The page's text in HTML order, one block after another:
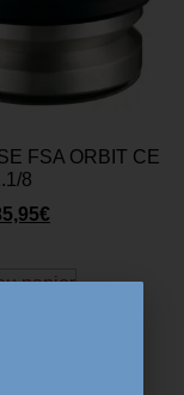
FSA ORBIT CE
8
€
panier